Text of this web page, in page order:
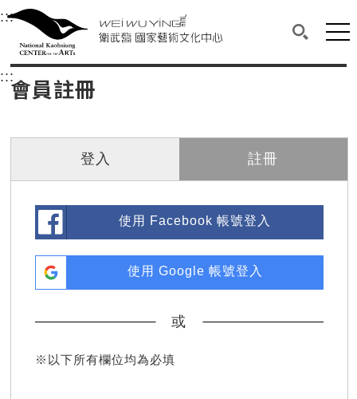
衛武營國家藝術文化中心
中央內容區塊，為本頁主要內容區。
:::選單連結區塊，此區塊列有本網站主要連結。
衛武營國家藝術文化中心
搜尋(開
網
::: 中央內容區塊，為本頁主要內容區。
會員註冊
登入 註冊
使用 Facebook 帳號登入
使用 Google 帳號登入
或
※以下所有欄位均為必填